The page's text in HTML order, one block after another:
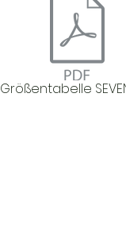
Größentabelle